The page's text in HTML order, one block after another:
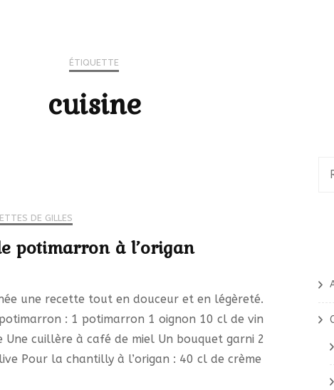
ÉTIQUETTE
cuisine
DE GILLES
potimarron à l’origan
une recette tout en douceur et en légèreté.
: 1 potimarron 1 oignon 10 cl de vin
Une cuillère à café de miel Un bouquet garni 2
Pour la chantilly à l’origan : 40 cl de crème